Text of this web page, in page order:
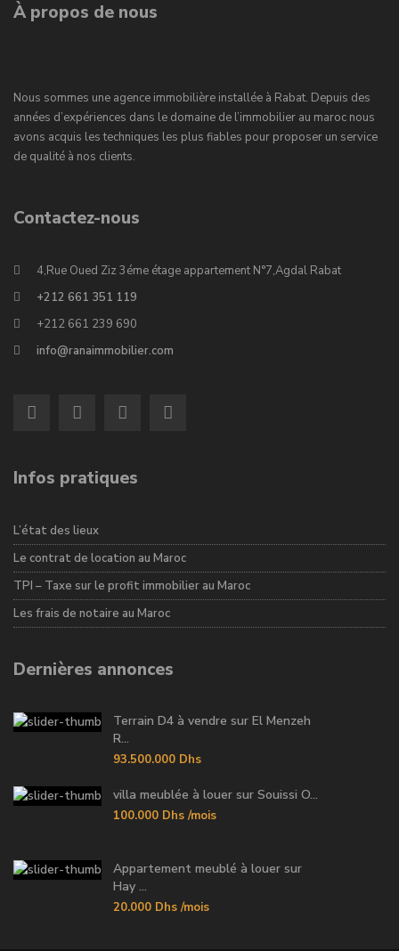
À propos de nous
Nous sommes une agence immobilière installée à Rabat. Depuis des
années d’expériences dans le domaine de l’immobilier au maroc nous
avons acquis les techniques les plus fiables pour proposer un service
de qualité à nos clients.
Contactez-nous
4,Rue Oued Ziz 3éme étage appartement N°7,Agdal Rabat
+212 661 351 119
+212 661 239 690
info@ranaimmobilier.com
Infos pratiques
L’état des lieux
Le contrat de location au Maroc
TPI – Taxe sur le profit immobilier au Maroc
Les frais de notaire au Maroc
Dernières annonces
Terrain D4 à vendre sur El Menzeh
R...
93.500.000 Dhs
villa meublée à louer sur Souissi O...
100.000 Dhs /mois
Appartement meublé à louer sur
Hay ...
20.000 Dhs /mois